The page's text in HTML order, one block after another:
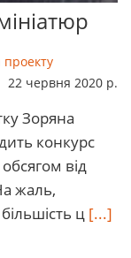
22 червня 2020 р.
Зоряна
конкурс
від
жаль,
ц [...]